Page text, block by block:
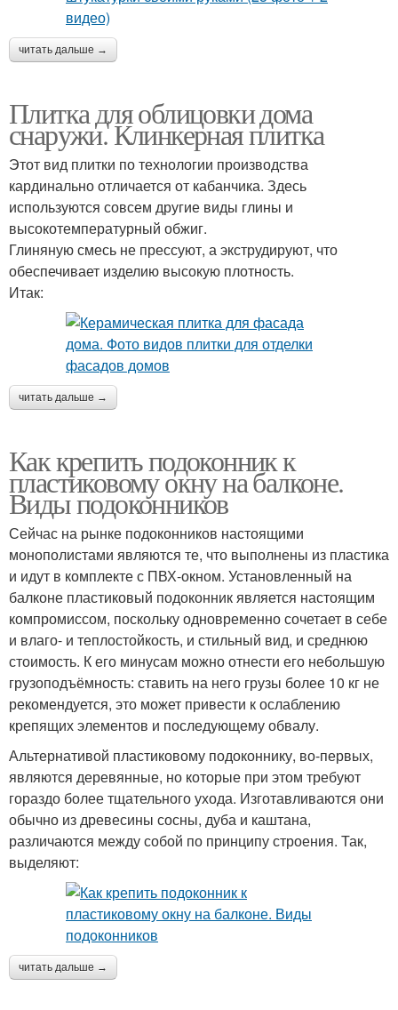
читать дальше →
Плитка для облицовки дома
снаружи. Клинкерная плитка
Этот вид плитки по технологии производства
кардинально отличается от кабанчика. Здесь
используются совсем другие виды глины и
высокотемпературный обжиг.
Глиняную смесь не прессуют, а экструдируют, что
обеспечивает изделию высокую плотность.
Итак:
читать дальше →
Как крепить подоконник к
пластиковому окну на балконе.
Виды подоконников
Сейчас на рынке подоконников настоящими
монополистами являются те, что выполнены из пластика
и идут в комплекте с ПВХ-окном. Установленный на
балконе пластиковый подоконник является настоящим
компромиссом, поскольку одновременно сочетает в себе
и влаго- и теплостойкость, и стильный вид, и среднюю
стоимость. К его минусам можно отнести его небольшую
грузоподъёмность: ставить на него грузы более 10 кг не
рекомендуется, это может привести к ослаблению
крепящих элементов и последующему обвалу.
Альтернативой пластиковому подоконнику, во-первых,
являются деревянные, но которые при этом требуют
гораздо более тщательного ухода. Изготавливаются они
обычно из древесины сосны, дуба и каштана,
различаются между собой по принципу строения. Так,
выделяют:
читать дальше →